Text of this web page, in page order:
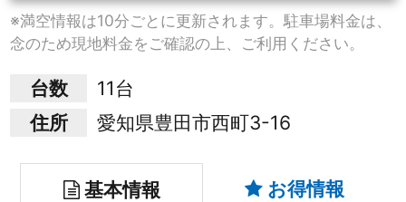
※満空情報は10分ごとに更新されます。駐車場料金は、
念のため現地料金をご確認の上、ご利用ください。
台数
11台
住所
愛知県豊田市西町3-16
基本情報 お得情報